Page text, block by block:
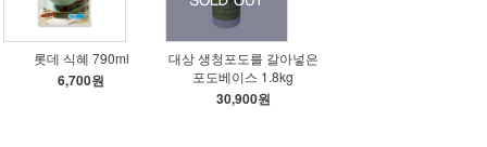
롯데 식혜 790ml
6,700원
대상 생청포도를 갈아넣은
포도베이스 1.8kg
30,900원